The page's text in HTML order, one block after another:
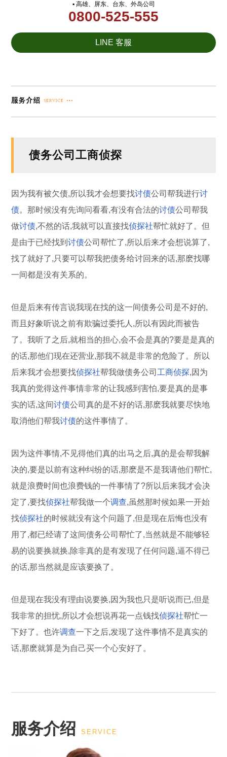
▪ 高雄、屏东、台东、外岛公司
0800-525-555
LINE 客服
债务公司工商侦探
因为我有被欠债,所以我才会想要找讨债公司帮我进行讨
债。那时候没有先询问看看,有没有合法的讨债公司帮我
做讨债,不然的话,我就可以直接找侦探社帮忙就好了。但
是由于已经找到讨债公司帮忙了,所以后来才会想说算了,
找了就好了,只要可以帮我把债务给讨回来的话,那麽找哪
一间都是没有关系的。
但是后来有传言说我现在找的这一间债务公司是不好的,
而且好象听说之前有欺骗过委托人,所以有因此而被告
了。我听了之后,就相当的担心,会不会是真的?要是是真的
的话,那他们现在还营业,那我不就是非常的危险了。所以
后来我才会想要找侦探社帮我做债务公司 工商侦探,因为
我真的觉得这件事情非常的让我感到害怕,要是真的是事
实的话,这间讨债公司真的是不好的话,那麽我就要尽快地
取消他们帮我讨债的这件事情了。
因为这件事情,不见得他们真的出马之后,真的是会帮我解
决的,要是以前有这种纠纷的话,那麽是不是我请他们帮忙,
就是浪费时间也浪费钱的一件事情了?所以后来我才会决
定了,要找侦探社帮我做一个调查,虽然那时候如果一开始
找侦探社的时候就没有这个问题了,但是现在后悔也没有
用了,都已经请了这间债务公司帮忙了,当然就是不能够轻
易的说要换就换,除非真的是有发现了任何问题,逼不得已
的话,那当然就是应该要换了。
但是现在我没有理由说要换,因为我也只是听说而已,但是
我非常的担忧,所以才会想说再花一点钱找侦探社帮忙一
下好了。也许调查一下之后,发现了这件事情不是真实的
话,那麽就算是为自己买一个心安好了。
服务介绍 SERVICE